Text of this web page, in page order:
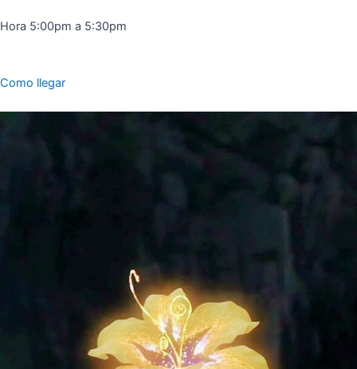
Hora 5:00pm a 5:30pm
Como llegar